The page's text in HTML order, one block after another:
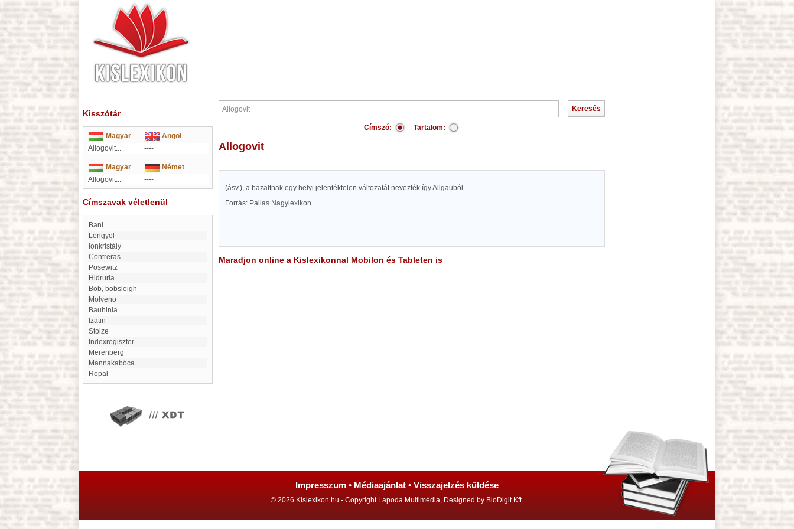
Kisszótár
Magyar
Angol
Allogovit...
----
Magyar
Német
Allogovit...
----
Címszavak véletlenül
Bani
Lengyel
ionkristály
Contreras
Posewitz
Hidruria
bob, bobsleigh
Molveno
Bauhinia
Izatin
Stolze
indexregiszter
Merenberg
Mannakabóca
Ropal
Címszó: Tartalom:
Allogovit
(ásv.), a bazaltnak egy helyi jelentéktelen változatát nevezték így Allgauból.
Forrás: Pallas Nagylexikon
Maradjon online a Kislexikonnal Mobilon és Tableten is
Impresszum • Médiaajánlat • Visszajelzés küldése
© 2026 Kislexikon.hu - Copyright Lapoda Multimédia, Designed by BioDigit Kft.